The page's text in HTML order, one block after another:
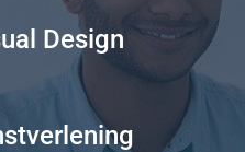
Design